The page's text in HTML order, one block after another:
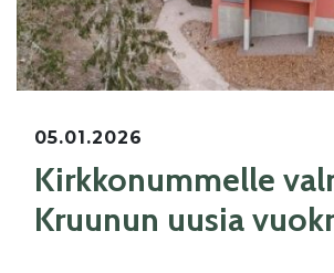
05.01.2026
Kirkkonummelle
Kruunun uusia